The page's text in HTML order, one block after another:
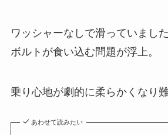
ワッシャーなしで滑っていまし
ボルトが食い込む問題が浮上。
乗り心地が劇的に柔らかくなり
あわせて読みたい